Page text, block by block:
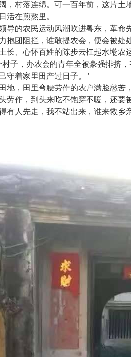
，村落连绵。可一百年前，这片
活在煎熬里。
导的农民运动风潮吹进粤东，革命
抱团阻拦，谁敢提农会，便会被处
长、心怀百姓的陈步云扛起水墘
子，办农会的青年全被豪强排挤
守着家里田产过日子。 ”
地，田里弯腰劳作的农户满脸愁苦
劳作，到头来吃不饱穿不暖，还
有人先走，我不站出来，谁来救乡